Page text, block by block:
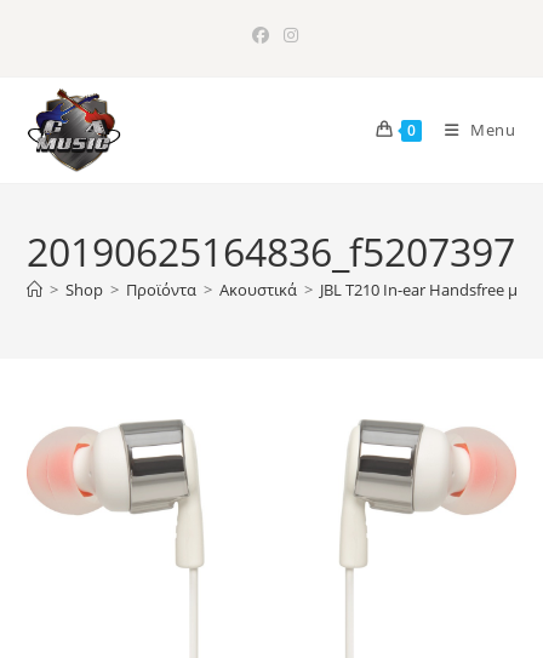
0 Menu
20190625164836_f5207397
> Shop > Προϊόντα > Ακουστικά > JBL T210 In-ear Handsfree με